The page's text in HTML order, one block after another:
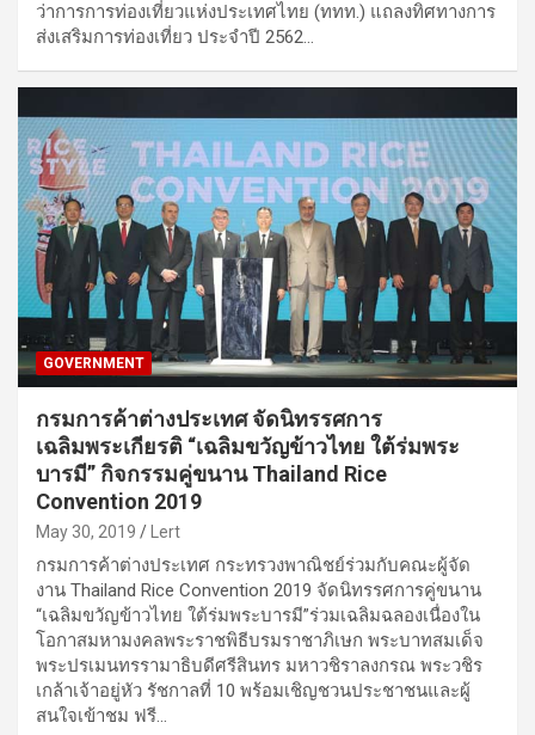
ว่าการการท่องเที่ยวแห่งประเทศไทย (ททท.) แถลงทิศทางการ
ส่งเสริมการท่องเที่ยว ประจำปี 2562…
GOVERNMENT
กรมการค้าต่างประเทศ จัดนิทรรศการ
เฉลิมพระเกียรติ “เฉลิมขวัญข้าวไทย ใต้ร่มพระ
บารมี” กิจกรรมคู่ขนาน Thailand Rice
Convention 2019
May 30, 2019 Lert
กรมการค้าต่างประเทศ กระทรวงพาณิชย์ร่วมกับคณะผู้จัด
งาน Thailand Rice Convention 2019 จัดนิทรรศการคู่ขนาน
“เฉลิมขวัญข้าวไทย ใต้ร่มพระบารมี”ร่วมเฉลิมฉลองเนื่องใน
โอกาสมหามงคลพระราชพิธีบรมราชาภิเษก พระบาทสมเด็จ
พระปรเมนทรรามาธิบดีศรีสินทร มหาวชิราลงกรณ พระวชิร
เกล้าเจ้าอยู่หัว รัชกาลที่ 10 พร้อมเชิญชวนประชาชนและผู้
สนใจเข้าชม ฟรี…